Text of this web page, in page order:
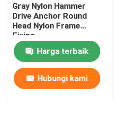
Gray Nylon Hammer
Drive Anchor Round
Head Nylon Frame
Fixing
Harga terbaik
Hubungi kami